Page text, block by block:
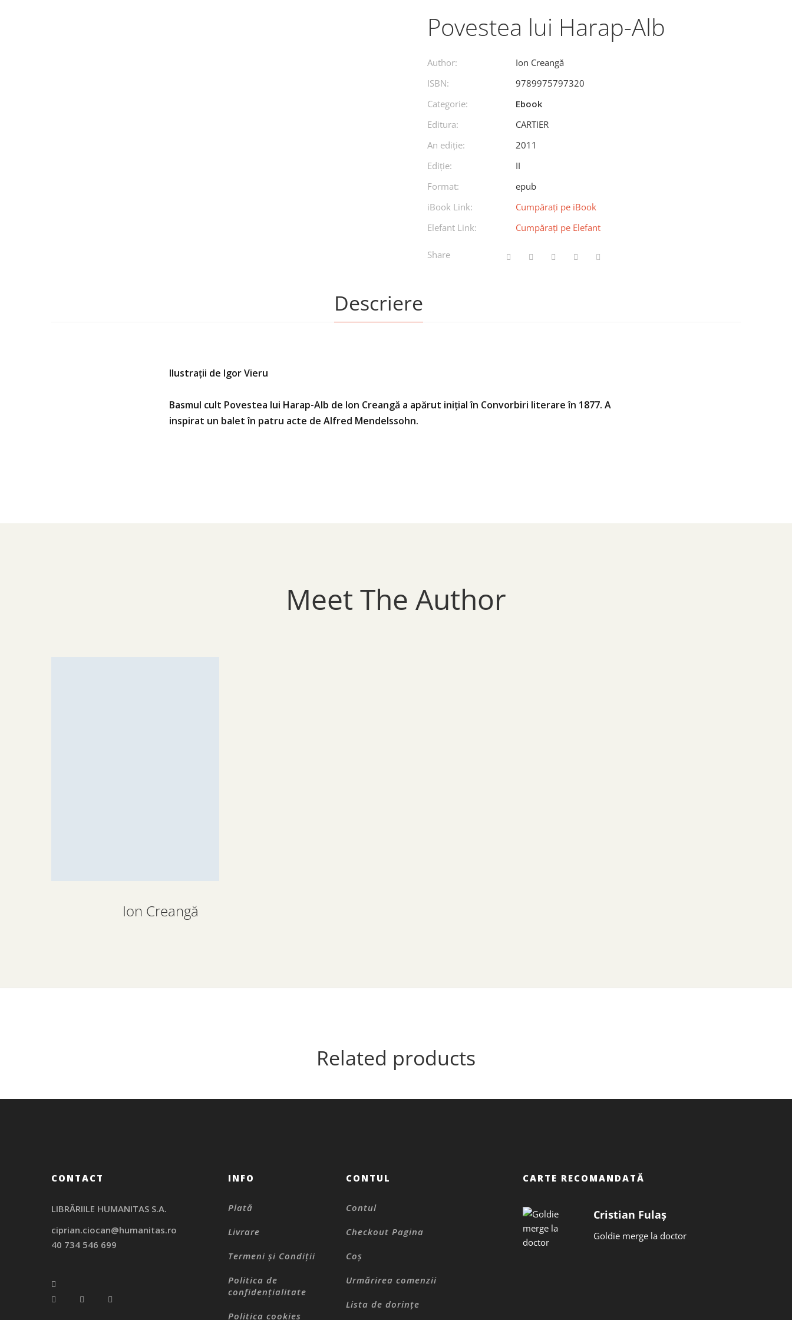
Povestea lui Harap-Alb
Author:
Ion Creangă
ISBN:
9789975797320
Categorie:
Ebook
Editura:
CARTIER
An ediţie:
2011
Ediţie:
II
Format:
epub
iBook Link:
Cumpărați pe iBook
Elefant Link:
Cumpărați pe Elefant
Share
Descriere
Ilustrații de Igor Vieru
Basmul cult Povestea lui Harap-Alb de Ion Creangă a apărut inițial în Convorbiri literare în 1877. A
inspirat un balet în patru acte de Alfred Mendelssohn.
Meet The Author
Ion Creangă
Related products
CONTACT
LIBRĂRIILE HUMANITAS S.A.
ciprian.ciocan@humanitas.ro
40 734 546 699
INFO
Plată
Livrare
Termeni și Condiții
Politica de
confidențialitate
Politica cookies
CONTUL
Contul
Checkout Pagina
Coș
Urmărirea comenzii
Lista de dorințe
CARTE RECOMANDATĂ
Cristian Fulaș
Goldie merge la doctor